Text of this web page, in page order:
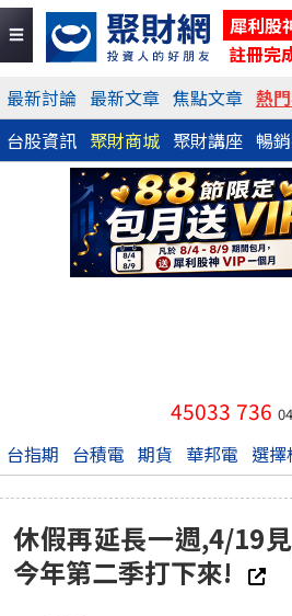
犀利股
註冊完
最新討論 最新文章 焦點文章 熱
台股資訊 聚財商城 聚財講座 暢
45033 736
台指期 台積電 期貨 華邦電 選擇
休假再延長一週,4/19
今年第二季打下來!